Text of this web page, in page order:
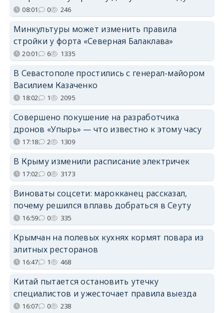
08:01 0 246
Минкультуры может изменить правила
стройки у форта «Северная Балаклава»
20:01 6 1335
В Севастополе простились с генерал-майором
Василием Казаченко
18:02 1 2095
Совершено покушение на разработчика
дронов «Упырь» — что известно к этому часу
17:18 2 1309
В Крыму изменили расписание электричек
17:02 0 3173
Виноваты соцсети: марокканец рассказал,
почему решился вплавь добраться в Сеуту
16:59 0 335
Крымчан на полевых кухнях кормят повара из
элитных ресторанов
16:47 1 468
Китай пытается остановить утечку
специалистов и ужесточает правила выезда
16:07 0 238